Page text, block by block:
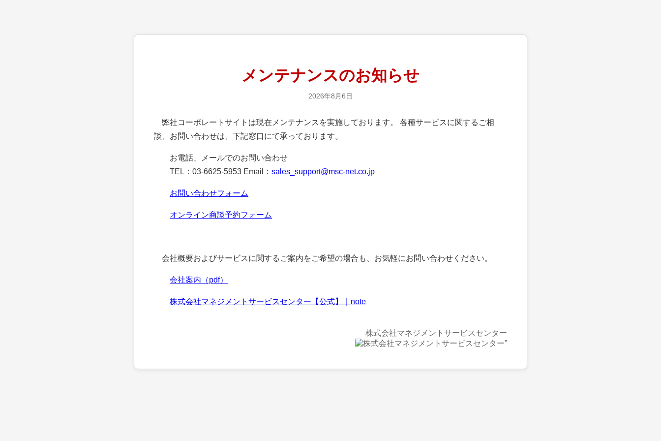
メンテナンスのお知らせ
2026年8月6日
弊社コーポレートサイトは現在メンテナンスを実施しております。 各種サービスに関するご相
談、お問い合わせは、下記窓口にて承っております。
お電話、メールでのお問い合わせ
TEL：03-6625-5953 Email： sales_support@msc-net.co.jp
お問い合わせフォーム
オンライン商談予約フォーム
会社概要およびサービスに関するご案内をご希望の場合も、お気軽にお問い合わせください。
会社案内（pdf）
株式会社マネジメントサービスセンター【公式】｜note
株式会社マネジメントサービスセンター